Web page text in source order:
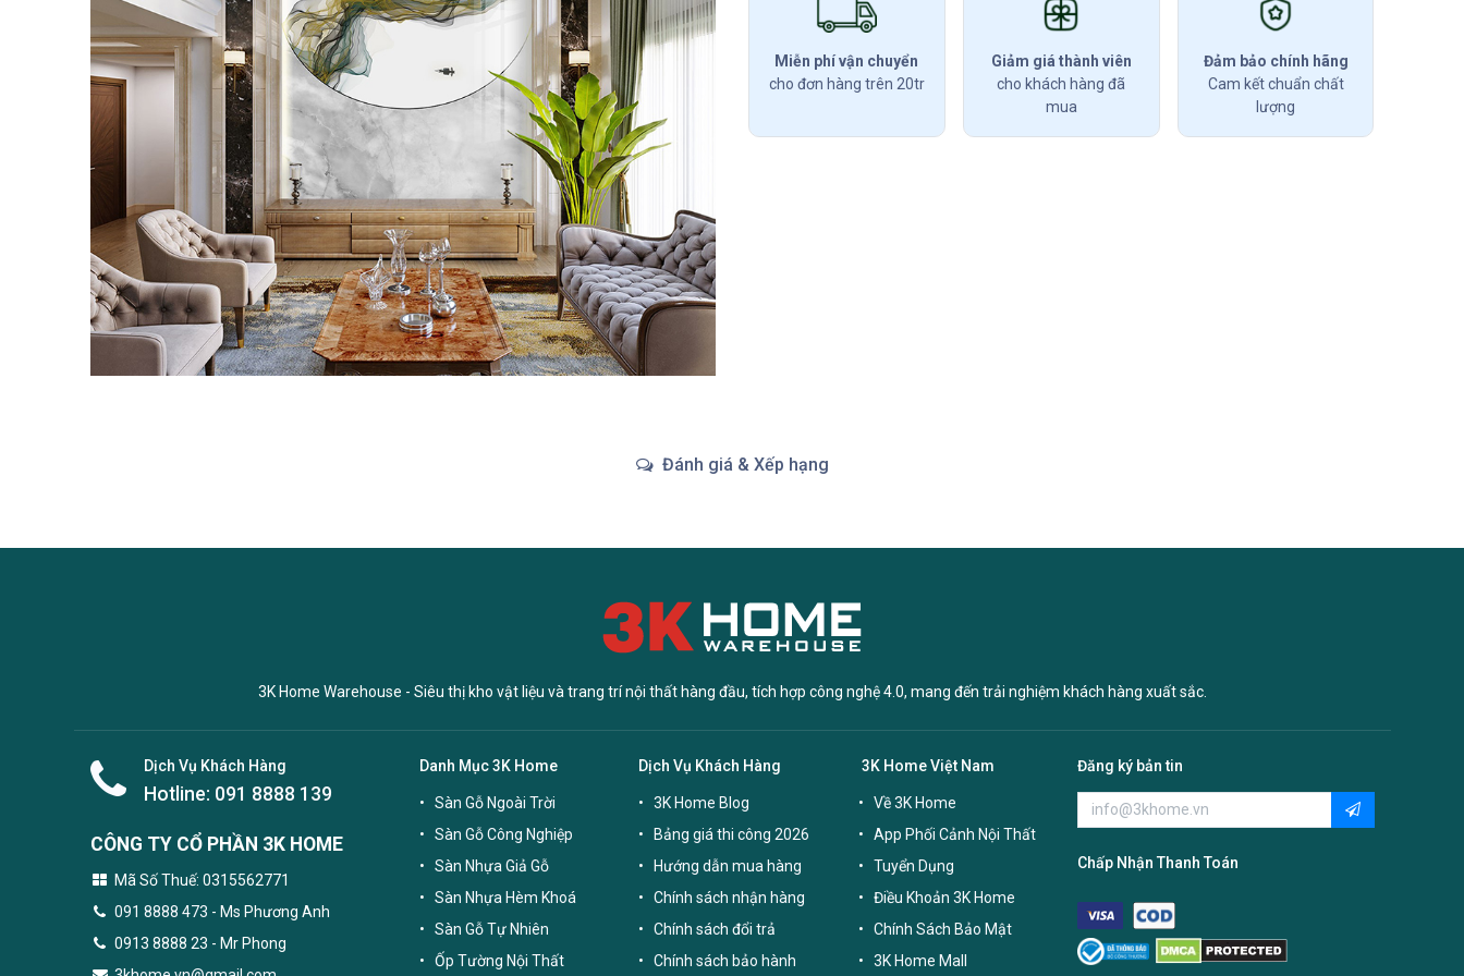
Miễn phí vận chuyển
cho đơn hàng trên 20tr
Giảm giá thành viên
cho khách hàng đã
mua
Đảm bảo chính hãng
Cam kết chuẩn chất
lượng
Đánh giá & Xếp hạng
3K Home Warehouse - Siêu thị kho vật liệu và trang trí nội thất hàng đầu, tích hợp công nghệ 4.0, mang đến trải nghiệm khách hàng xuất sắc.
Dịch Vụ Khách Hàng
Hotline: 091 8888 139
CÔNG TY CỔ PHẦN 3K HOME
Mã Số Thuế: 0315562771
091 8888 473 - Ms Phương Anh
0913 8888 23 - Mr Phong
Danh Mục 3K Home
Sàn Gỗ Ngoài Trời
Sàn Gỗ Công Nghiệp
Sàn Nhựa Giả Gỗ
Sàn Nhựa Hèm Khoá
Sàn Gỗ Tự Nhiên
Ốp Tường Nội Thất
Dịch Vụ Khách Hàng
3K Home Blog
Bảng giá thi công 2026
Hướng dẫn mua hàng
Chính sách nhận hàng
Chính sách đổi trả
Chính sách bảo hành
3K Home Việt Nam
Về 3K Home
App Phối Cảnh Nội Thất
Tuyển Dụng
Điều Khoản 3K Home
Chính Sách Bảo Mật
3K Home Mall
Đăng ký bản tin
Chấp Nhận Thanh Toán